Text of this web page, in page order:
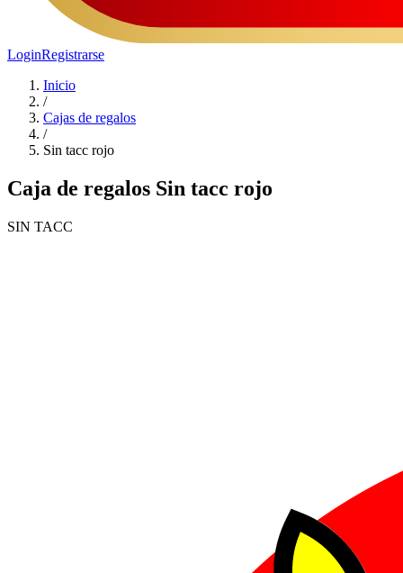
LoginRegistrarse
Inicio
/
Cajas de regalos
/
Sin tacc rojo
Caja de regalos Sin tacc rojo
SIN TACC